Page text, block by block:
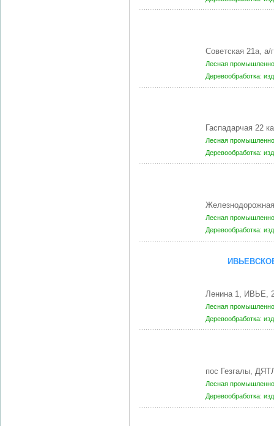
Советская 21а,
Лесная
Деревообработка:
Гаспадарчая 22
Лесная
Деревообработка:
Лесная
Деревообработка:
Ленина 1, ИВЬЕ,
Лесная
Деревообработка:
пос Гезгалы,
Лесная
Деревообработка: